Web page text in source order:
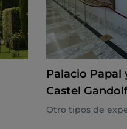
Palacio Papal
Castel
Cúpula
Otro tipos de